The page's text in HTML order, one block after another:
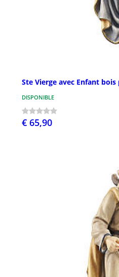
Ste Vierge avec Enfant
DISPONIBLE
€ 65,90